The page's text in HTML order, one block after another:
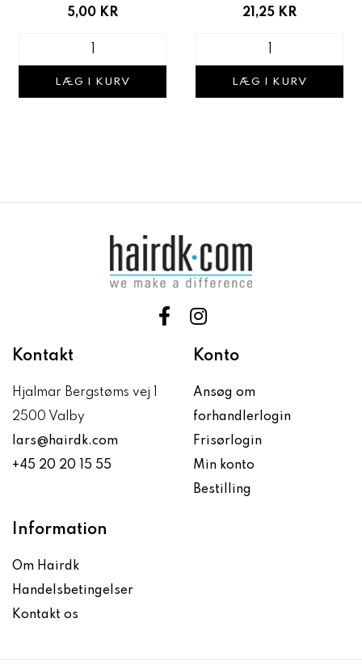
5,00 KR
LÆG I KURV
21,25 KR
LÆG I KURV
Kontakt
Hjalmar Bergstøms vej 1
2500 Valby
lars@hairdk.com
+45 20 20 15 55
Konto
Ansøg om
forhandlerlogin
Frisørlogin
Min konto
Bestilling
Information
Om Hairdk
Handelsbetingelser
Kontakt os